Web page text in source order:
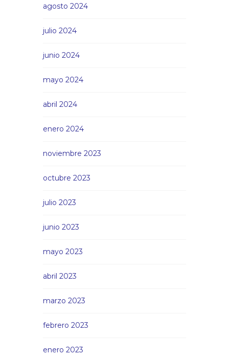
agosto 2024
julio 2024
junio 2024
mayo 2024
abril 2024
enero 2024
noviembre 2023
octubre 2023
julio 2023
junio 2023
mayo 2023
abril 2023
marzo 2023
febrero 2023
enero 2023